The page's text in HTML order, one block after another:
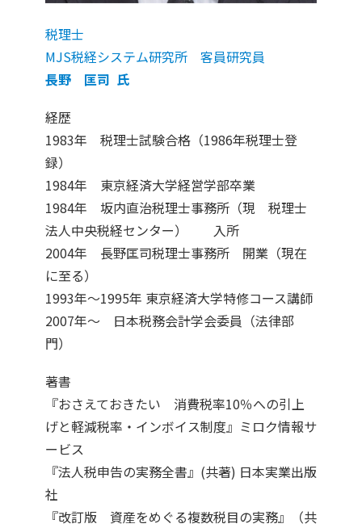
税理士
MJS税経システム研究所 客員研究員
長野 匡司 氏
経歴
1983年 税理士試験合格（1986年税理士登
録）
1984年 東京経済大学経営学部卒業
1984年 坂内直治税理士事務所（現 税理士
法人中央税経センター） 入所
2004年 長野匡司税理士事務所 開業（現在
に至る）
1993年～1995年 東京経済大学特修コース講師
2007年～ 日本税務会計学会委員（法律部
門）
著書
『おさえておきたい 消費税率10％への引上
げと軽減税率・インボイス制度』ミロク情報サ
ービス
『法人税申告の実務全書』(共著) 日本実業出版
社
『改訂版 資産をめぐる複数税目の実務』（共